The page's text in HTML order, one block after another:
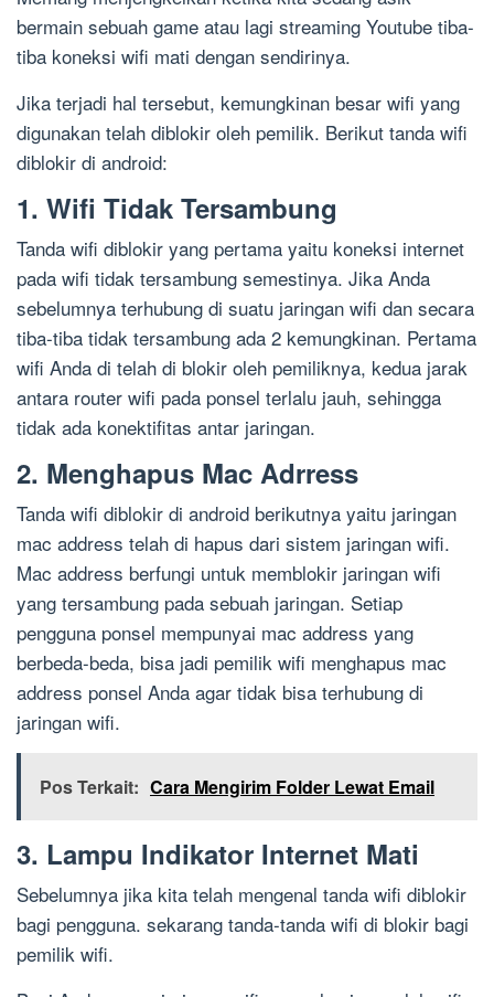
bermain sebuah game atau lagi streaming Youtube tiba-
tiba koneksi wifi mati dengan sendirinya.
Jika terjadi hal tersebut, kemungkinan besar wifi yang
digunakan telah diblokir oleh pemilik. Berikut tanda wifi
diblokir di android:
1. Wifi Tidak Tersambung
Tanda wifi diblokir yang pertama yaitu koneksi internet
pada wifi tidak tersambung semestinya. Jika Anda
sebelumnya terhubung di suatu jaringan wifi dan secara
tiba-tiba tidak tersambung ada 2 kemungkinan. Pertama
wifi Anda di telah di blokir oleh pemiliknya, kedua jarak
antara router wifi pada ponsel terlalu jauh, sehingga
tidak ada konektifitas antar jaringan.
2. Menghapus Mac Adrress
Tanda wifi diblokir di android berikutnya yaitu jaringan
mac address telah di hapus dari sistem jaringan wifi.
Mac address berfungi untuk memblokir jaringan wifi
yang tersambung pada sebuah jaringan. Setiap
pengguna ponsel mempunyai mac address yang
berbeda-beda, bisa jadi pemilik wifi menghapus mac
address ponsel Anda agar tidak bisa terhubung di
jaringan wifi.
Pos Terkait: Cara Mengirim Folder Lewat Email
3. Lampu Indikator Internet Mati
Sebelumnya jika kita telah mengenal tanda wifi diblokir
bagi pengguna. sekarang tanda-tanda wifi di blokir bagi
pemilik wifi.